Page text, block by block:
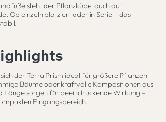
steht der Pflanzkübel auch auf
Ob einzeln platziert oder in Serie – das
der Terra Prism ideal für größere Pflanzen –
Bäume oder kraftvolle Kompositionen aus
Länge sorgen für beeindruckende Wirkung –
Eingangsbereich.